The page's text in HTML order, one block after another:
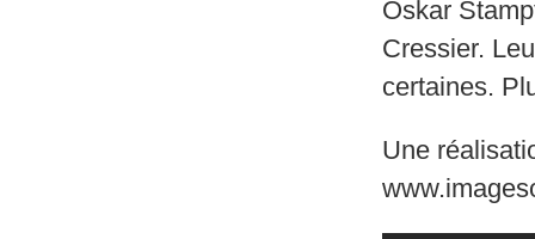
Oskar
Cressier.
certaines.
Une